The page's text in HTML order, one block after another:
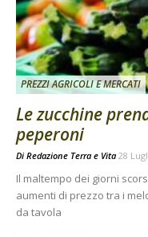
PREZZI AGRICOLI E MERCATI
Le zucchine
peperoni
Di Redazione Terra e Vita 28
Il maltempo dei giorni
aumenti di prezzo tra i
da tavola